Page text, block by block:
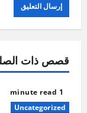
قصص ذات
1 minute read
Uncategorized